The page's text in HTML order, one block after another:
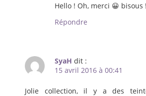
Hello ! Oh, merci 😀 bisous !
Répondre
SyaH dit :
15 avril 2016 à 00:41
Jolie collection, il y a des